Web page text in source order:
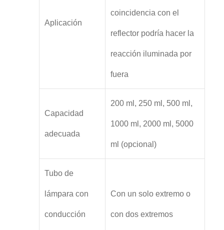
Aplicación
coincidencia con el
reflector podría hacer la
reacción iluminada por
fuera
Capacidad
adecuada
200 ml, 250 ml, 500 ml,
1000 ml, 2000 ml, 5000
ml (opcional)
Tubo de
lámpara con
conducción
Con un solo extremo o
con dos extremos